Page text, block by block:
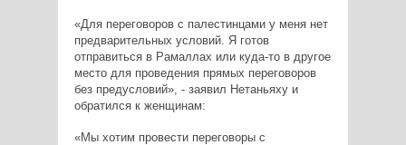
«Для переговоров с палестинцами у меня нет
предварительных условий. Я готов
отправиться в Рамаллах или куда-то в другое
место для проведения прямых переговоров
без предусловий», - заявил Нетаньяху и
обратился к женщинам:
«Мы хотим провести переговоры с